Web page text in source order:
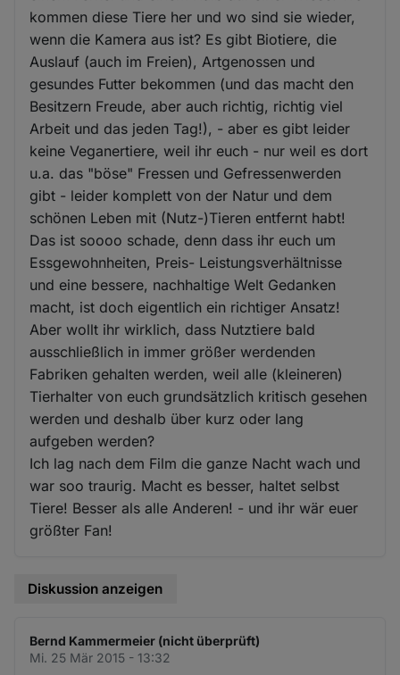
kommen diese Tiere her und wo sind sie wieder,
wenn die Kamera aus ist? Es gibt Biotiere, die
Auslauf (auch im Freien), Artgenossen und
gesundes Futter bekommen (und das macht den
Besitzern Freude, aber auch richtig, richtig viel
Arbeit und das jeden Tag!), - aber es gibt leider
keine Veganertiere, weil ihr euch - nur weil es dort
u.a. das "böse" Fressen und Gefressenwerden
gibt - leider komplett von der Natur und dem
schönen Leben mit (Nutz-)Tieren entfernt habt!
Das ist soooo schade, denn dass ihr euch um
Essgewohnheiten, Preis- Leistungsverhältnisse
und eine bessere, nachhaltige Welt Gedanken
macht, ist doch eigentlich ein richtiger Ansatz!
Aber wollt ihr wirklich, dass Nutztiere bald
ausschließlich in immer größer werdenden
Fabriken gehalten werden, weil alle (kleineren)
Tierhalter von euch grundsätzlich kritisch gesehen
werden und deshalb über kurz oder lang
aufgeben werden?
Ich lag nach dem Film die ganze Nacht wach und
war soo traurig. Macht es besser, haltet selbst
Tiere! Besser als alle Anderen! - und ihr wär euer
größter Fan!
Diskussion anzeigen
Bernd Kammermeier (nicht überprüft)
Mi. 25 Mär 2015 - 13:32